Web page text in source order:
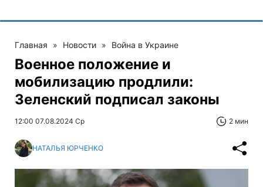
Главная » Новости » Война в Украине
Военное положение и
мобилизацию продлили:
Зеленский подписал законы
12:00 07.08.2024 Ср 2 мин
НАТАЛЬЯ ЮРЧЕНКО